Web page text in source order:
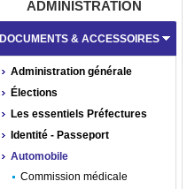
ADMINISTRATION
DOCUMENTS & ACCESSOIRES
Administration générale
Élections
Les essentiels Préfectures
Identité - Passeport
Automobile
Commission médicale